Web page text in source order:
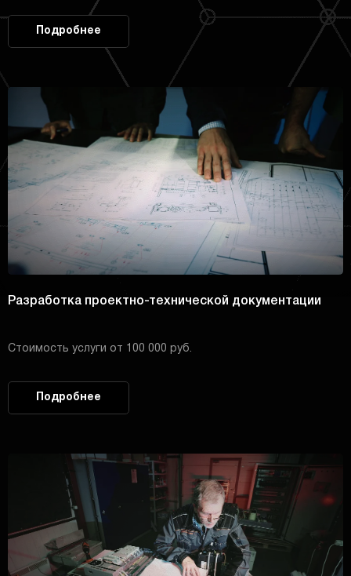
Подробнее
Разработка проектно-технической документации
Стоимость услуги от 100 000 руб.
Подробнее